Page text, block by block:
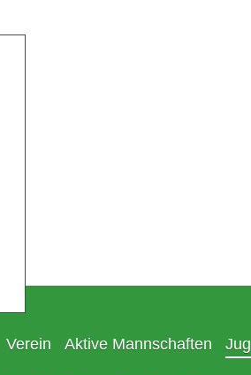
Verein Aktive Mannschaften